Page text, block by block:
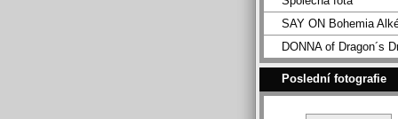
SAY ON Bohemia
DONNA of Dragon´s
Poslední fotografie